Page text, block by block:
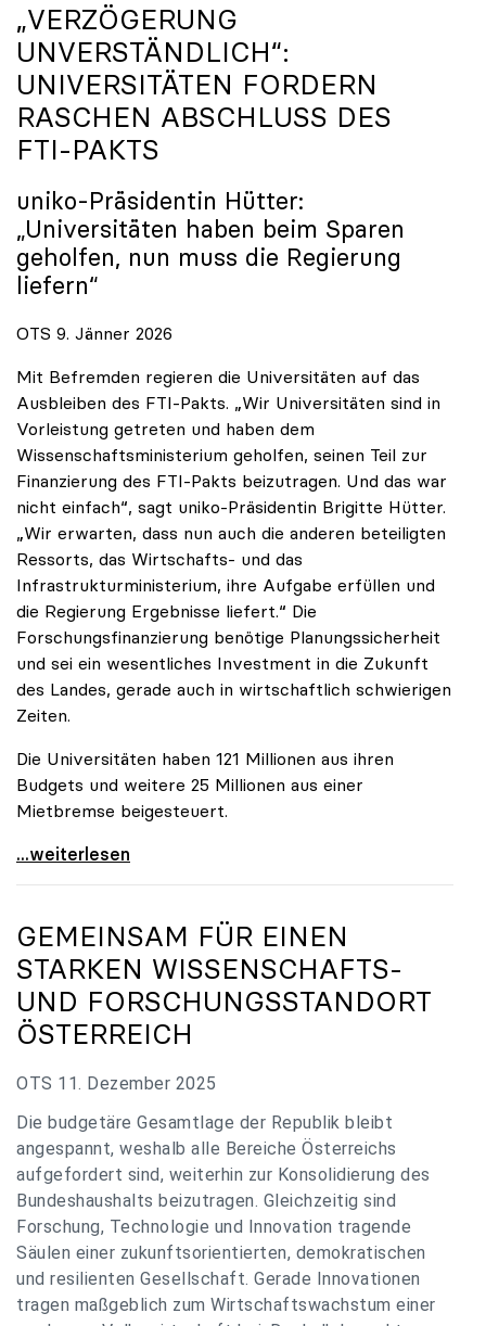
„VERZÖGERUNG
UNVERSTÄNDLICH“:
UNIVERSITÄTEN FORDERN
RASCHEN ABSCHLUSS DES
FTI-PAKTS
uniko-Präsidentin Hütter:
„Universitäten haben beim Sparen
geholfen, nun muss die Regierung
liefern“
OTS 9. Jänner 2026
Mit Befremden regieren die Universitäten auf das
Ausbleiben des FTI-Pakts. „Wir Universitäten sind in
Vorleistung getreten und haben dem
Wissenschaftsministerium geholfen, seinen Teil zur
Finanzierung des FTI-Pakts beizutragen. Und das war
nicht einfach“, sagt uniko-Präsidentin Brigitte Hütter.
„Wir erwarten, dass nun auch die anderen beteiligten
Ressorts, das Wirtschafts- und das
Infrastrukturministerium, ihre Aufgabe erfüllen und
die Regierung Ergebnisse liefert.“ Die
Forschungsfinanzierung benötige Planungssicherheit
und sei ein wesentliches Investment in die Zukunft
des Landes, gerade auch in wirtschaftlich schwierigen
Zeiten.
Die Universitäten haben 121 Millionen aus ihren
Budgets und weitere 25 Millionen aus einer
Mietbremse beigesteuert.
„Verzögerung unverständlich“: Universitäten
...weiterlesen
GEMEINSAM FÜR EINEN
STARKEN WISSENSCHAFTS-
UND FORSCHUNGSSTANDORT
ÖSTERREICH
OTS 11. Dezember 2025
Die budgetäre Gesamtlage der Republik bleibt
angespannt, weshalb alle Bereiche Österreichs
aufgefordert sind, weiterhin zur Konsolidierung des
Bundeshaushalts beizutragen. Gleichzeitig sind
Forschung, Technologie und Innovation tragende
Säulen einer zukunftsorientierten, demokratischen
und resilienten Gesellschaft. Gerade Innovationen
tragen maßgeblich zum Wirtschaftswachstum einer